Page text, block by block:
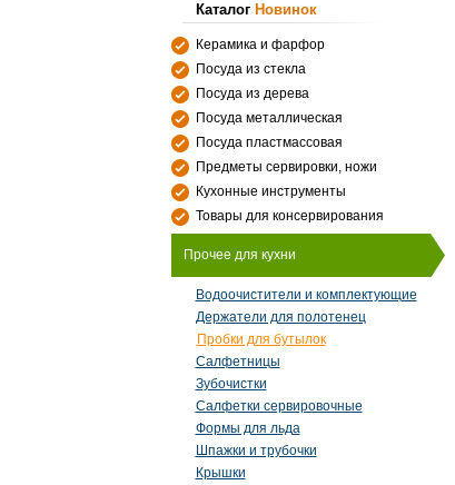
Каталог Новинок
Керамика и фарфор
Посуда из стекла
Посуда из дерева
Посуда металлическая
Посуда пластмассовая
Предметы сервировки, ножи
Кухонные инструменты
Товары для консервирования
Прочее для кухни
Водоочистители и комплектующие
Держатели для полотенец
Пробки для бутылок
Салфетницы
Зубочистки
Салфетки сервировочные
Формы для льда
Шпажки и трубочки
Крышки